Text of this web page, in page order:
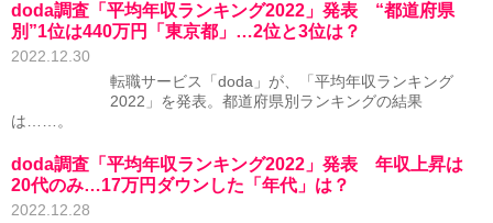
doda調査「平均年収ランキング2022」発表 “都道府県
別”1位は440万円「東京都」…2位と3位は？
2022.12.30
転職サービス「doda」が、「平均年収ランキング
2022」を発表。都道府県別ランキングの結果
は……。
doda調査「平均年収ランキング2022」発表 年収上昇は
20代のみ…17万円ダウンした「年代」は？
2022.12.28